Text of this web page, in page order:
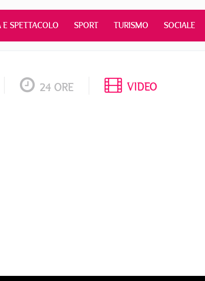
E SPETTACOLO SPORT TURISMO SOCIALE
24 ORE VIDEO